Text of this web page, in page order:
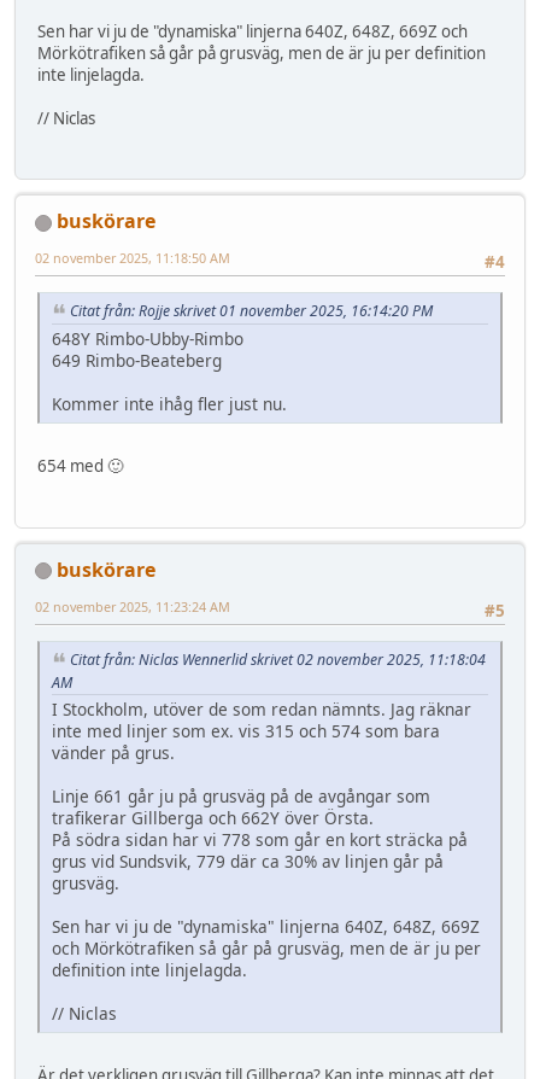
Sen har vi ju de "dynamiska" linjerna 640Z, 648Z, 669Z och
Mörkötrafiken så går på grusväg, men de är ju per definition
inte linjelagda.
// Niclas
buskörare
#4
02 november 2025, 11:18:50 AM
Citat från: Rojje skrivet 01 november 2025, 16:14:20 PM
648Y Rimbo-Ubby-Rimbo
649 Rimbo-Beateberg
Kommer inte ihåg fler just nu.
654 med 🙂
buskörare
#5
02 november 2025, 11:23:24 AM
Citat från: Niclas Wennerlid skrivet 02 november 2025, 11:18:04
AM
I Stockholm, utöver de som redan nämnts. Jag räknar
inte med linjer som ex. vis 315 och 574 som bara
vänder på grus.
Linje 661 går ju på grusväg på de avgångar som
trafikerar Gillberga och 662Y över Örsta.
På södra sidan har vi 778 som går en kort sträcka på
grus vid Sundsvik, 779 där ca 30% av linjen går på
grusväg.
Sen har vi ju de "dynamiska" linjerna 640Z, 648Z, 669Z
och Mörkötrafiken så går på grusväg, men de är ju per
definition inte linjelagda.
// Niclas